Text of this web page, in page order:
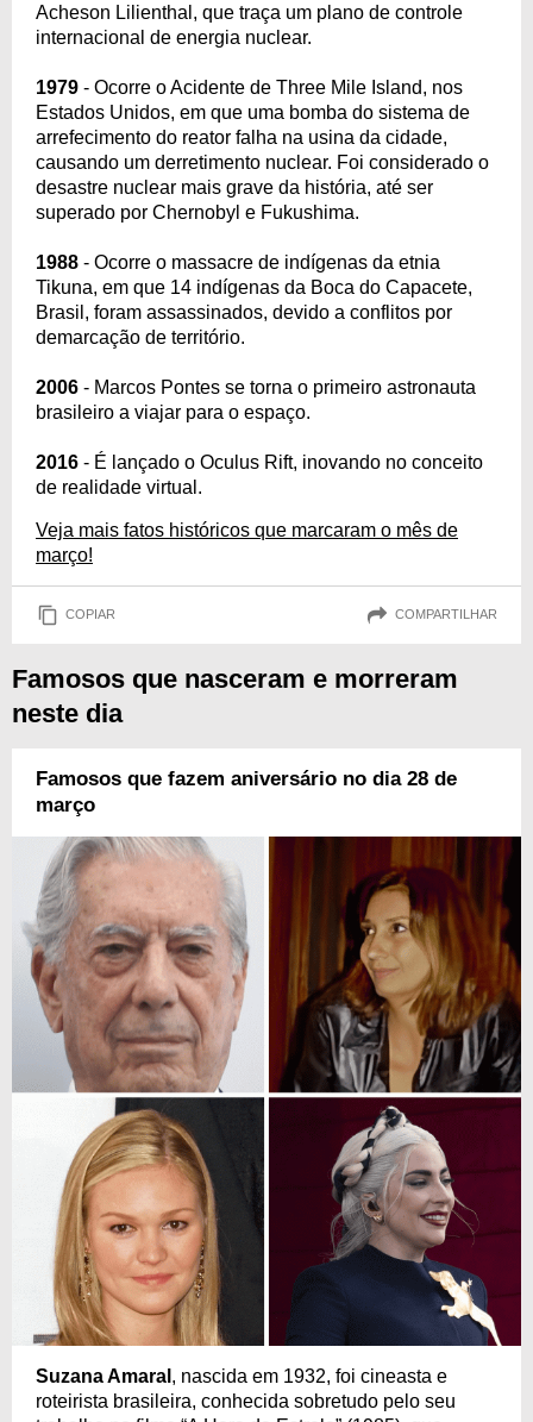
Acheson Lilienthal, que traça um plano de controle
internacional de energia nuclear.
1979 - Ocorre o Acidente de Three Mile Island, nos
Estados Unidos, em que uma bomba do sistema de
arrefecimento do reator falha na usina da cidade,
causando um derretimento nuclear. Foi considerado o
desastre nuclear mais grave da história, até ser
superado por Chernobyl e Fukushima.
1988 - Ocorre o massacre de indígenas da etnia
Tikuna, em que 14 indígenas da Boca do Capacete,
Brasil, foram assassinados, devido a conflitos por
demarcação de território.
2006 - Marcos Pontes se torna o primeiro astronauta
brasileiro a viajar para o espaço.
2016 - É lançado o Oculus Rift, inovando no conceito
de realidade virtual.
Veja mais fatos históricos que marcaram o mês de
março!
COPIAR COMPARTILHAR
Famosos que nasceram e morreram
neste dia
Famosos que fazem aniversário no dia 28 de
março
Suzana Amaral , nascida em 1932, foi cineasta e
roteirista brasileira, conhecida sobretudo pelo seu